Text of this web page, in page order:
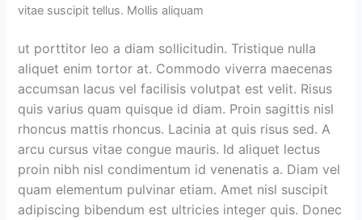
vitae suscipit tellus. Mollis aliquam
ut porttitor leo a diam sollicitudin. Tristique nulla
aliquet enim tortor at. Commodo viverra maecenas
accumsan lacus vel facilisis volutpat est velit. Risus
quis varius quam quisque id diam. Proin sagittis nisl
rhoncus mattis rhoncus. Lacinia at quis risus sed. A
arcu cursus vitae congue mauris. Id aliquet lectus
proin nibh nisl condimentum id venenatis a. Diam vel
quam elementum pulvinar etiam. Amet nisl suscipit
adipiscing bibendum est ultricies integer quis. Donec